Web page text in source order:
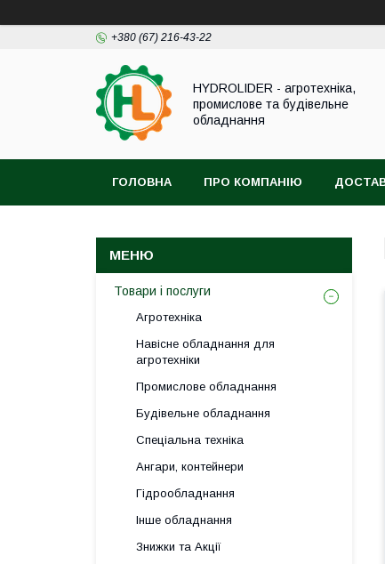
+380 (67) 216-43-22
HYDROLIDER - агротехніка,
промислове та будівельне
обладнання
ГОЛОВНА ПРО КОМПАНІЮ
Товари і послуги
Агротехніка
Навісне обладнання для
агротехніки
Промислове обладнання
Будівельне обладнання
Спеціальна техніка
Ангари, контейнери
Гідрообладнання
Інше обладнання
Знижки та Акції